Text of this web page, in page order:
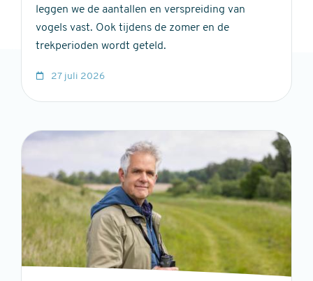
leggen we de aantallen en verspreiding van
vogels vast. Ook tijdens de zomer en de
trekperioden wordt geteld.
27 juli 2026